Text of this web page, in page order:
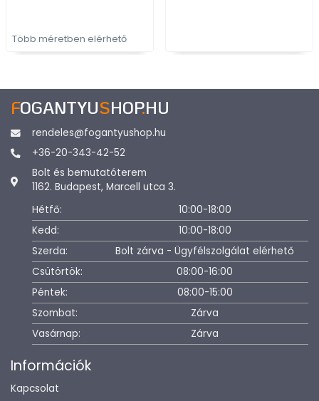
Több méretben elérhető
FOGANTYUSHOP.HU
rendeles@fogantyushop.hu
+36-20-343-42-52
Bolt és bemutatóterem
1162. Budapest, Marcell utca 3.
Hétfő:
10:00-18:00
Kedd:
10:00-18:00
Szerda:
Bolt zárva - Ügyfélszolgálat elérhető
Csütörtök:
08:00-16:00
Péntek:
08:00-15:00
Szombat:
Zárva
Vasárnap:
Zárva
Információk
Kapcsolat